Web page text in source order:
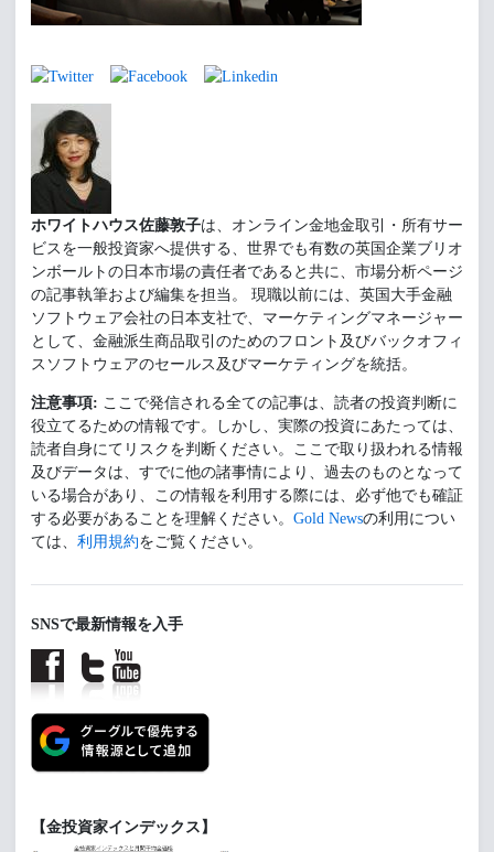
ホワイトハウス佐藤敦子は、オンライン金地金取引・所有サー
ビスを一般投資家へ提供する、世界でも有数の英国企業ブリオ
ンボールトの日本市場の責任者であると共に、市場分析ページ
の記事執筆および編集を担当。 現職以前には、英国大手金融
ソフトウェア会社の日本支社で、マーケティングマネージャー
として、金融派生商品取引のためのフロント及びバックオフィ
スソフトウェアのセールス及びマーケティングを統括。
注意事項: ここで発信される全ての記事は、読者の投資判断に
役立てるための情報です。しかし、実際の投資にあたっては、
読者自身にてリスクを判断ください。ここで取り扱われる情報
及びデータは、すでに他の諸事情により、過去のものとなって
いる場合があり、この情報を利用する際には、必ず他でも確証
する必要があることを理解ください。 Gold Newsの利用につい
ては、 利用規約をご覧ください。
SNSで最新情報を入手
【金投資家インデックス】